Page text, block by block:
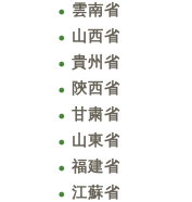
雲南省
山西省
貴州省
陝西省
甘粛省
山東省
福建省
江蘇省